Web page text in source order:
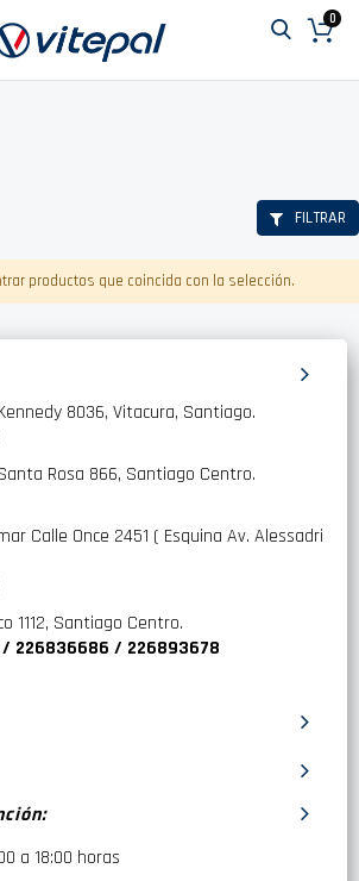
0
productos que coincida con la selección.
FILTRAR
8036, Vitacura, Santiago.
Rosa 866, Santiago Centro.
Calle Once 2451 ( Esquina Av. Alessadri
1112, Santiago Centro.
/ 226836686 / 226893678
a 18:00 horas